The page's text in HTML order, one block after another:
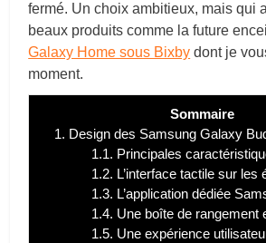
fermé. Un choix ambitieux, mais qui
beaux produits comme la future
Galaxy Home sous Bixby dont je
moment.
Sommaire
1. Design des Samsung Galaxy
1.1. Principales
1.2. L’interface tactile sur les
1.3. L’application dédiée
1.4. Une boîte de rangement
1.5. Une expérience